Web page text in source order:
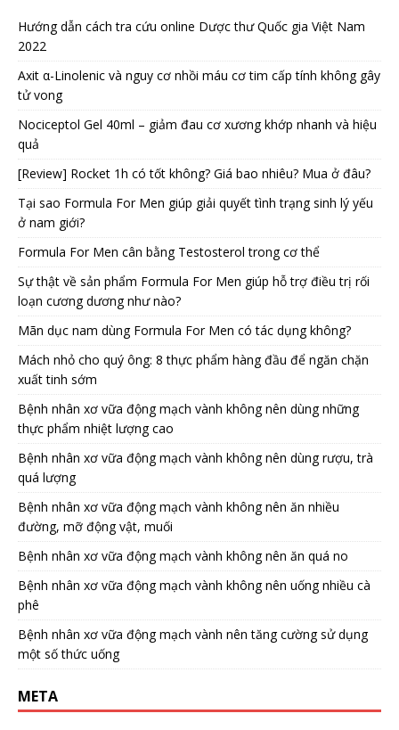
Hướng dẫn cách tra cứu online Dược thư Quốc gia Việt Nam
2022
Axit α-Linolenic và nguy cơ nhồi máu cơ tim cấp tính không gây
tử vong
Nociceptol Gel 40ml – giảm đau cơ xương khớp nhanh và hiệu
quả
[Review] Rocket 1h có tốt không? Giá bao nhiêu? Mua ở đâu?
Tại sao Formula For Men giúp giải quyết tình trạng sinh lý yếu
ở nam giới?
Formula For Men cân bằng Testosterol trong cơ thể
Sự thật về sản phẩm Formula For Men giúp hỗ trợ điều trị rối
loạn cương dương như nào?
Mãn dục nam dùng Formula For Men có tác dụng không?
Mách nhỏ cho quý ông: 8 thực phẩm hàng đầu để ngăn chặn
xuất tinh sớm
Bệnh nhân xơ vữa động mạch vành không nên dùng những
thực phẩm nhiệt lượng cao
Bệnh nhân xơ vữa động mạch vành không nên dùng rượu, trà
quá lượng
Bệnh nhân xơ vữa động mạch vành không nên ăn nhiều
đường, mỡ động vật, muối
Bệnh nhân xơ vữa động mạch vành không nên ăn quá no
Bệnh nhân xơ vữa động mạch vành không nên uống nhiều cà
phê
Bệnh nhân xơ vữa động mạch vành nên tăng cường sử dụng
một số thức uống
META